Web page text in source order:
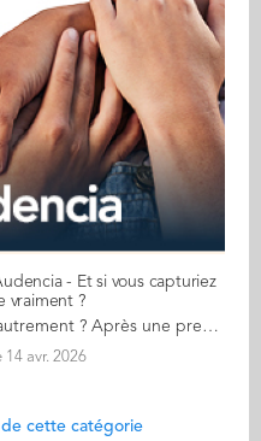
- Et si vous capturiez
vraiment ?
Take care. Et si on le montrait autrement ? Après une première édition qui a révélé des regards singuliers, le concours photo Audencia revient. Ouvert aux étudiants, alumni et collaborateurs de notre Ecole, il invite chacun à partager sa vision. Sa manière de voir. Sa façon de raconter. 📷 ​ A vous de jouer ! 📸​ 📅 Clôture des candidatures : 1er mai inclus Un appareil, un regard, une intention. Que vous soyez étudiant, membre du staff ou alumni, c’est tout ce qu’il faut pour participer. Trois catégories possibles pour soumettre votre photo : - Figuratif - Interprétation - Intelligence artificielle 👉 Je participe au concours 👉 Règlement du concours Un thème. Une intention. 👉 Take care ‘Take care’. Cette petite phrase qu’on entend souvent dans le monde anglophone pour prendre congés d’une personne est une invitation à prendre soin de soi. De façon plus large, l’expression est une injonction à la sollicitude et la bienveillance. Prendre soin de soi, oui, mais aussi des autres, de notre environnement, de notre monde. Apparu aux États-Unis au début des années 80 (dans les travaux de Carol Gilligan), le principe du ‘care’ pose les bases d’un projet de société structuré par l’attention à l’autre. Mais comment prenons-nous soin de nous-mêmes et des autres dans nos contextes sociaux au sens large ? Prendre soin peut être un geste d’affection, une stratégie de survie, un outil politique, un mode de travail et un moyen de subsistance. Cela peut être motivé par un impératif moral ou par la nécessité. Qu'il s'agisse d'une accumulation de petits gestes ou d'un acte audacieux isolé les manifestations du soin – ou de son absence – façonnent le monde dans lequel nous vivons. La photographie est un medium idéal pour explorer les questions liées à la sollicitude, du niveau personnel au niveau collectif. Que votre interprétation soit poétique, symbolique, documentaire ou abstraite, vous êtes invité(e) à envoyer une image qui examine et met en lumière la nature multiforme des façons dont la bienveillance et la sollicitude s'expriment et se vivent dans notre société aujourd’hui. » Pourquoi participer ? Parce que chaque regard compte. Parce que votre vision peut inspirer les autres. Parce qu’ici, ce qui vous rend unique fait la différence. Vous aussi partagez votre regard à l'image des grands gagnants de l'année dernière ! ________________________________________ » Envoyer une photo, c’est plus qu’un geste. C’est partager une façon de voir le monde. Et peut-être, donner envie d’en prendre soin autrement. 🎨​ Bien plus qu'un concours photo : ce projet s’inscrit dans une ambition plus large avec "Art Campus" 🎨 ​ Projet fort et structurant, Art Campus s’ancre pleinement dans le plan stratégique STOA 2030. Il traduit une volonté claire : faire de l’art et de la culture un des piliers de l’école. L’année 2026 constitue une première étape essentielle, dédiée au lancement des initiatives, à l’expérimentation des formats et à l’exploration de nouvelles manières de faire vivre l’art et la culture au sein d'Audencia. À travers ces résidences, expositions et expériences créatives, nous affirmons une conviction forte : Ici, l’art et la culture ne sont ni un luxe ni un simple loisir : ce sont des choix de société, une manière d’être ensemble. Ici, nous croyons que donner toute sa place à l’art et à la culture nourrit l’expérience, l’apprentissage et l’ouverture de chaque étudiant, de chaque apprenant. Ici, chaque personne qui fait vivre l’école peut explorer, découvrir et ressentir toutes les formes d’art et de culture. Ici, l’art et la culture ne sont pas seulement des objets ou des spectacles figés, mais des moments partagés, des terrains d’expérimentation, de recherche et d’innovation. Une question sur ce concours photo ? Une hésitation ? On est là pour y répondre. N'hésitez pas à envoyer votre message à communication-interne@audencia.com Retrouvez également, ici, le règlement complet du concours ! Comptant sur votre mobilisation, L'équipe organisatrice du Concours Photo
14 avr. 2026
cette catégorie